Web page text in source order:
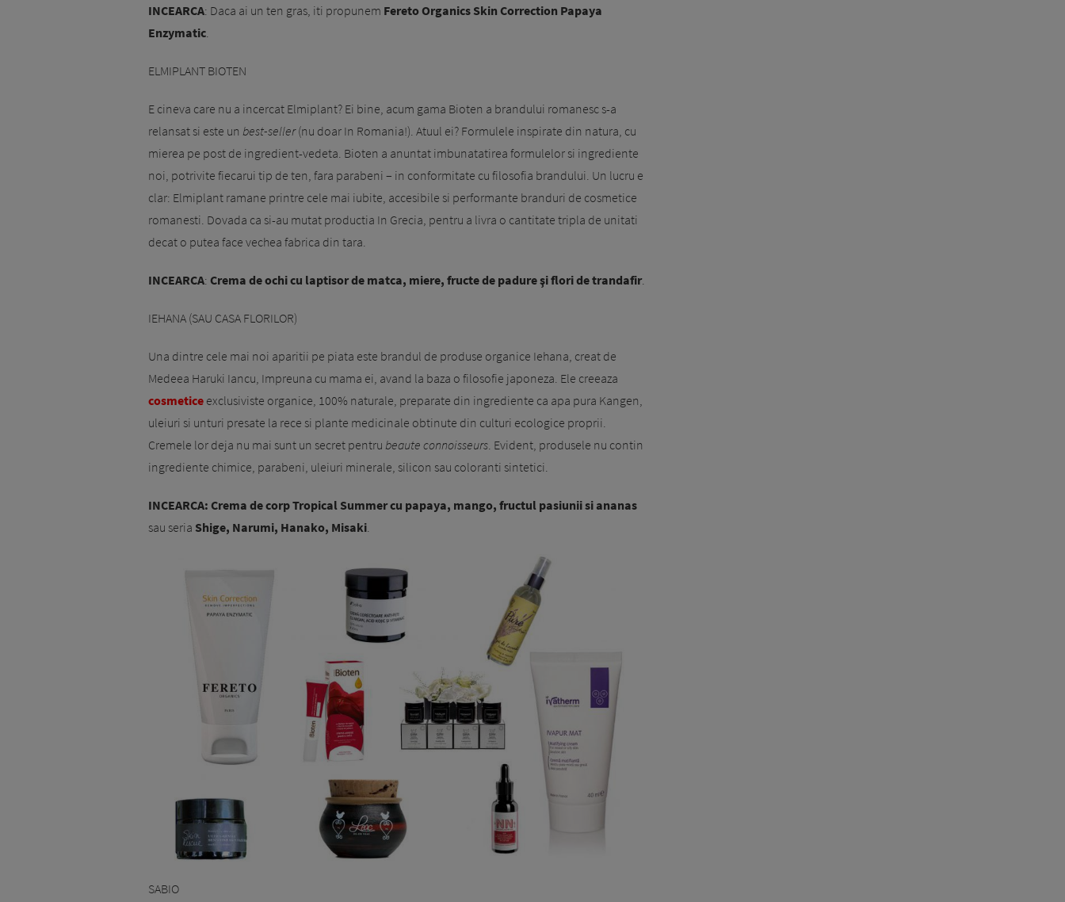
INCEARCA: Daca ai un ten gras, iti propunem Fereto Organics Skin Correction Papaya
Enzymatic.
ELMIPLANT BIOTEN
E cineva care nu a incercat Elmiplant? Ei bine, acum gama Bioten a brandului romanesc s-a
relansat si este un best-seller(nu doar In Romania!). Atuul ei? Formulele inspirate din natura, cu
mierea pe post de ingredient-vedeta. Bioten a anuntat imbunatatirea formulelor si ingrediente
noi, potrivite fiecarui tip de ten, fara parabeni – in conformitate cu filosofia brandului. Un lucru e
clar: Elmiplant ramane printre cele mai iubite, accesibile si performante branduri de cosmetice
romanesti. Dovada ca si-au mutat productia In Grecia, pentru a livra o cantitate tripla de unitati
decat o putea face vechea fabrica din tara.
INCEARCA: Crema de ochi cu laptisor de matca, miere, fructe de padure şi flori de trandafir.
IEHANA (SAU CASA FLORILOR)
Una dintre cele mai noi aparitii pe piata este brandul de produse organice Iehana, creat de
Medeea Haruki Iancu, Impreuna cu mama ei, avand la baza o filosofie japoneza. Ele creeaza
cosmetice exclusiviste organice, 100% naturale, preparate din ingrediente ca apa pura Kangen,
uleiuri si unturi presate la rece si plante medicinale obtinute din culturi ecologice proprii.
Cremele lor deja nu mai sunt un secret pentru beaute connoisseurs. Evident, produsele nu contin
ingrediente chimice, parabeni, uleiuri minerale, silicon sau coloranti sintetici.
INCEARCA: Crema de corp Tropical Summer cu papaya, mango, fructul pasiunii si ananas
sau seria Shige, Narumi, Hanako, Misaki.
SABIO